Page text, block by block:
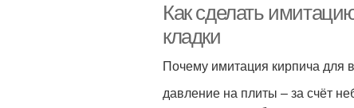
Как сделать
кладки
Почему имитация кирпича для
давление на плиты – за счёт